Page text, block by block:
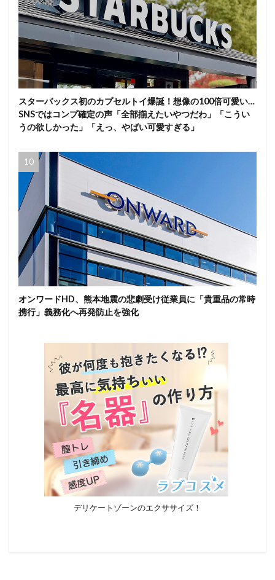
スターバックス初のカプセルトイ爆誕！想像の100倍可愛い…
SNSではコンプ確定の声「全部揃えたいやつだわ」「こうい
うの欲しかった」「えっ、やばい可愛すぎる」
オンワードHD、熊本地震の悲劇受け従業員に「貴重品の常時
携行」義務化へ再発防止を強化
デリケートゾーンのエクササイズ！